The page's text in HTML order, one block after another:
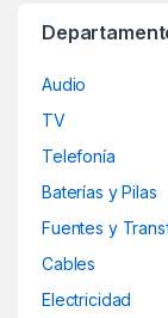
Audio
TV
Telefonía
Baterías y Pilas
Fuentes y
Cables
Electricidad